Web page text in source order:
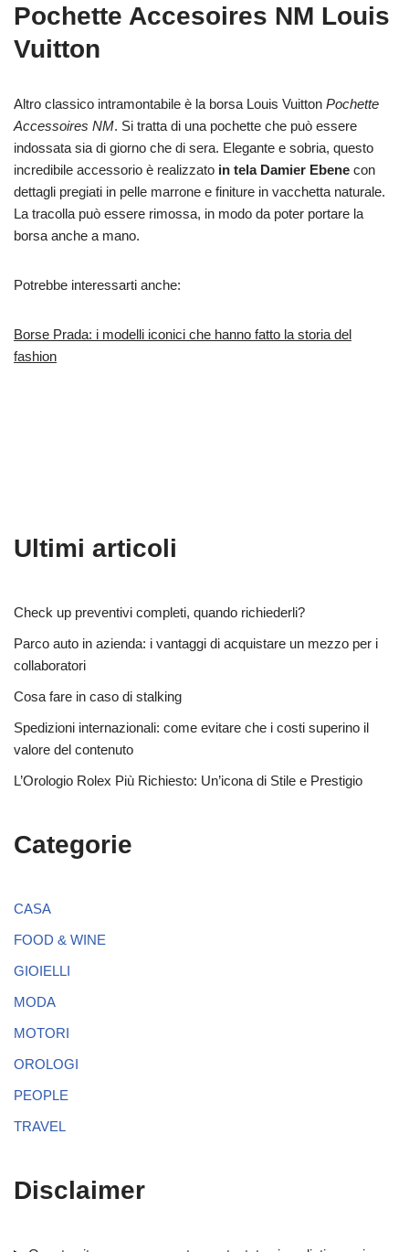
Pochette Accesoires NM Louis
Vuitton
Altro classico intramontabile è la borsa Louis Vuitton Pochette
Accessoires NM. Si tratta di una pochette che può essere
indossata sia di giorno che di sera. Elegante e sobria, questo
incredibile accessorio è realizzato in tela Damier Ebene con
dettagli pregiati in pelle marrone e finiture in vacchetta naturale.
La tracolla può essere rimossa, in modo da poter portare la
borsa anche a mano.
Potrebbe interessarti anche:
Borse Prada: i modelli iconici che hanno fatto la storia del
fashion
Ultimi articoli
Check up preventivi completi, quando richiederli?
Parco auto in azienda: i vantaggi di acquistare un mezzo per i
collaboratori
Cosa fare in caso di stalking
Spedizioni internazionali: come evitare che i costi superino il
valore del contenuto
L’Orologio Rolex Più Richiesto: Un’icona di Stile e Prestigio
Categorie
CASA
FOOD & WINE
GIOIELLI
MODA
MOTORI
OROLOGI
PEOPLE
TRAVEL
Disclaimer